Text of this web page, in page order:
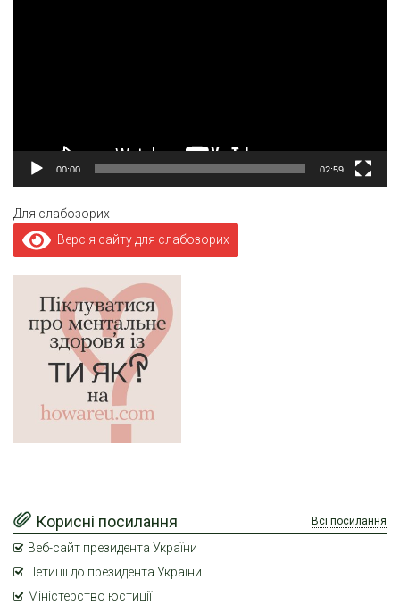
00:00 02:59
Для слабозорих
Версія сайту для слабозорих
Корисні посилання Всі посилання
Веб-сайт президента України
Петиції до президента України
Міністерство юстиції